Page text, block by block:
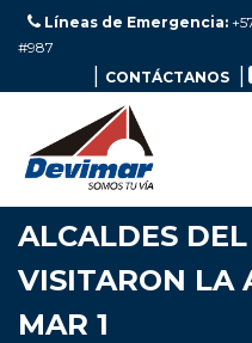
Líneas de Emergencia:
#987
CONTÁCTANOS
ALCALDES
VISITARON LA
MAR 1